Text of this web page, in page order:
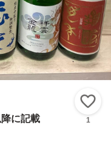
に記載 1